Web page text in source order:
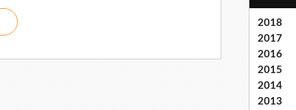
2018
2017
2016
2015
2014
2013